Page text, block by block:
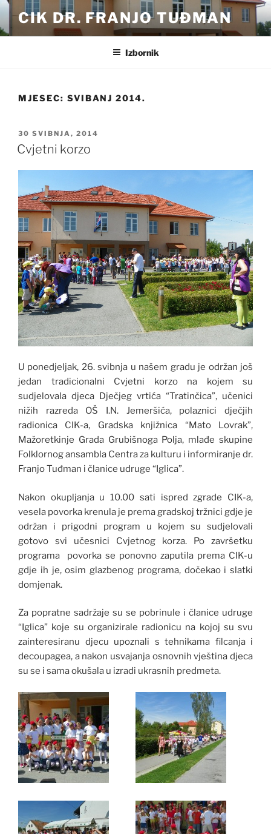
Preskoči
sadržaj
CIK DR. FRANJO TUĐMAN
Izbornik
MJESEC: SVIBANJ 2014.
OBJAVLJENO
30 SVIBNJA, 2014
Cvjetni korzo
U ponedjeljak, 26. svibnja u našem gradu je održan još
jedan tradicionalni Cvjetni korzo na kojem su
sudjelovala djeca Dječjeg vrtića “Tratinčica”, učenici
nižih razreda OŠ I.N. Jemeršića, polaznici dječjih
radionica CIK-a, Gradska knjižnica “Mato Lovrak”,
Mažoretkinje Grada Grubišnoga Polja, mlađe skupine
Folklornog ansambla Centra za kulturu i informiranje dr.
Franjo Tuđman i članice udruge “Iglica”.
Nakon okupljanja u 10.00 sati ispred zgrade CIK-a,
vesela povorka krenula je prema gradskoj tržnici gdje je
održan i prigodni program u kojem su sudjelovali
gotovo svi učesnici Cvjetnog korza. Po završetku
programa povorka se ponovno zaputila prema CIK-u
gdje ih je, osim glazbenog programa, dočekao i slatki
domjenak.
Za popratne sadržaje su se pobrinule i članice udruge
“Iglica” koje su organizirale radionicu na kojoj su svu
zainteresiranu djecu upoznali s tehnikama filcanja i
decoupagea, a nakon usvajanja osnovnih vještina djeca
su se i sama okušala u izradi ukrasnih predmeta.